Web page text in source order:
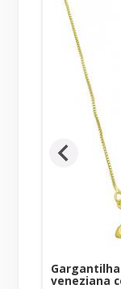
veneziana